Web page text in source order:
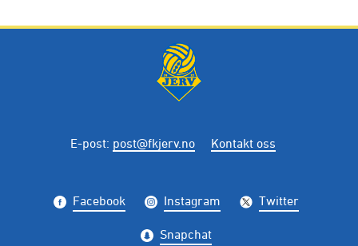
E-post: post@fkjerv.no Kontakt oss
Facebook Instagram Twitter
Snapchat